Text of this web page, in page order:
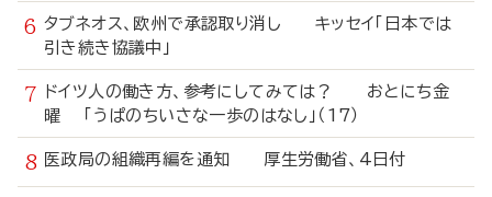
タブネオス、欧州で承認取り消し キッセイ「日本では
引き続き協議中」
ドイツ人の働き方、参考にしてみては？ おとにち金
曜 「うぱのちいさな一歩のはなし」（17）
医政局の組織再編を通知 厚生労働省、4日付